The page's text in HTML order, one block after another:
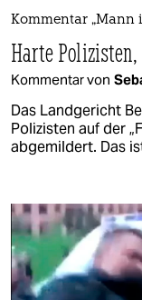
Kommentar „Mann
Harte
Kommentar von
Das Landgericht
Polizisten auf der
abgemildert. Das